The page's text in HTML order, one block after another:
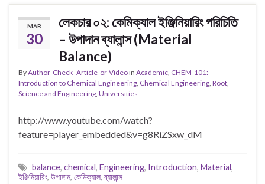
MAR
30
লেকচার ০২: কেমিক্যাল ইঞ্জিনিয়ারিং পরিচিতি
– উপাদান ব্যালান্স (Material
Balance)
ByAuthor-Check- Article-or-Videoin Academic CHEM-101:
Introduction to Chemical Engineering Chemical Engineering Root
Science and Engineering Universities
http://www.youtube.com/watch?
feature=player_embedded&v=g8RiZSxw_dM
balance, chemical, Engineering, Introduction, Material,
ইঞ্জিনিয়ারিং, উপাদান, কেমিক্যাল,ব্যালান্স